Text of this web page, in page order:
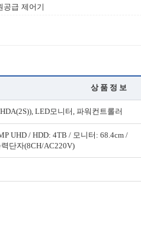
공급 제어기
상 품 정 보
LED모니터, 파워컨트롤러
UHD / HDD: 4TB / 모니터: 68.4cm /
단자(8CH/AC220V)